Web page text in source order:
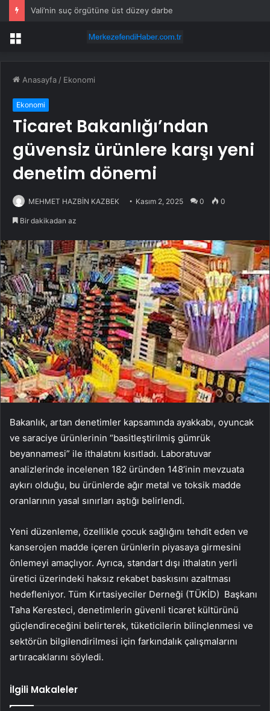
Vali’nin suç örgütüne üst düzey darbe
Menü
Anasayfa / Ekonomi
Ekonomi
Ticaret Bakanlığı’ndan
güvensiz ürünlere karşı yeni
denetim dönemi
MEHMET HAZBİN KAZBEK Kasım 2, 2025 0 0
Bir dakikadan az
Bakanlık, artan denetimler kapsamında ayakkabı, oyuncak
ve saraciye ürünlerinin “basitleştirilmiş gümrük
beyannamesi” ile ithalatını kısıtladı. Laboratuvar
analizlerinde incelenen 182 üründen 148’inin mevzuata
aykırı olduğu, bu ürünlerde ağır metal ve toksik madde
oranlarının yasal sınırları aştığı belirlendi.
Yeni düzenleme, özellikle çocuk sağlığını tehdit eden ve
kanserojen madde içeren ürünlerin piyasaya girmesini
önlemeyi amaçlıyor. Ayrıca, standart dışı ithalatın yerli
üretici üzerindeki haksız rekabet baskısını azaltması
hedefleniyor. Tüm Kırtasiyeciler Derneği (TÜKİD) Başkanı
Taha Keresteci, denetimlerin güvenli ticaret kültürünü
güçlendireceğini belirterek, tüketicilerin bilinçlenmesi ve
sektörün bilgilendirilmesi için farkındalık çalışmalarını
artıracaklarını söyledi.
İlgili Makaleler